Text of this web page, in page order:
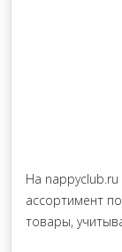
На
ассортимент
товары,